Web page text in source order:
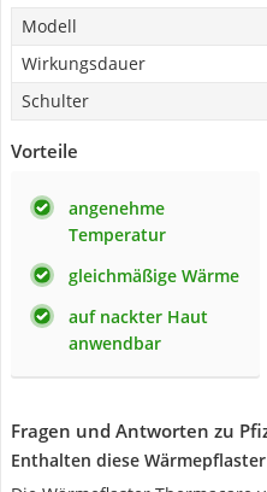
Modell
Wirkungsdauer
Schulter
Vorteile
angenehme
Temperatur
gleichmäßige Wärme
auf nackter Haut
anwendbar
Fragen und Antworten zu
Enthalten diese